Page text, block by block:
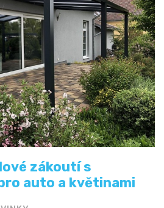
zákoutí s
auto a květinami